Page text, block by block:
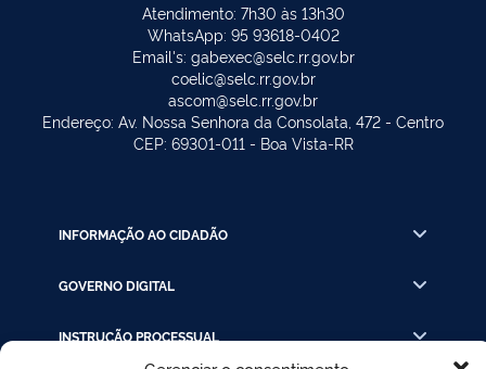
Atendimento: 7h30 às 13h30
WhatsApp: 95 93618-0402
Email's: gabexec@selc.rr.gov.br
coelic@selc.rr.gov.br
ascom@selc.rr.gov.br
Endereço: Av. Nossa Senhora da Consolata, 472 - Centro
CEP: 69301-011 - Boa Vista-RR
INFORMAÇÃO AO CIDADÃO
GOVERNO DIGITAL
INSTRUÇÃO PROCESSUAL